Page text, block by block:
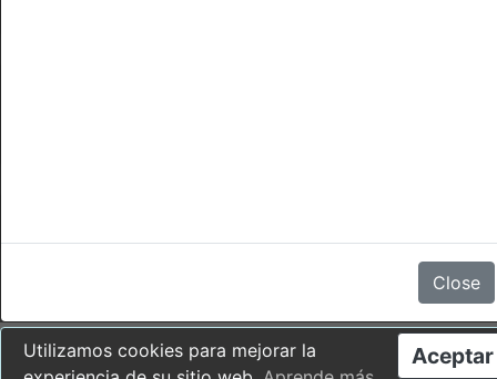
Close
Aceptar
Utilizamos cookies para mejorar la